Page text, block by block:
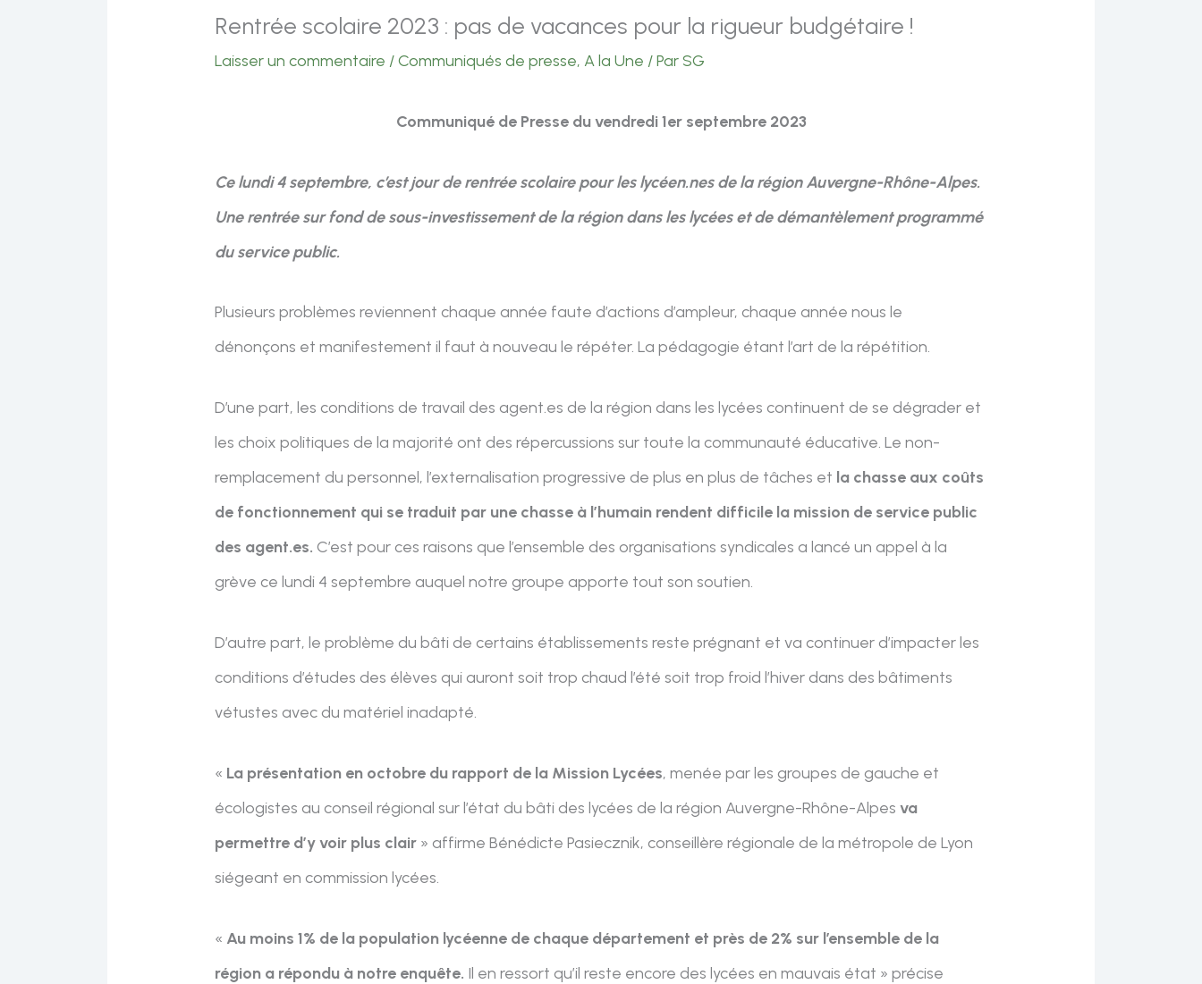
Rentrée scolaire 2023 : pas de vacances pour la rigueur budgétaire !
Laisser un commentaire /Communiqués de presse, A la Une / ParSG
Communiqué de Presse du vendredi 1er septembre 2023
Ce lundi 4 septembre, c’est jour de rentrée scolaire pour les lycéen.nes de la région Auvergne-Rhône-Alpes.
Une rentrée sur fond de sous-investissement de la région dans les lycées et de démantèlement programmé
du service public.
Plusieurs problèmes reviennent chaque année faute d’actions d’ampleur, chaque année nous le
dénonçons et manifestement il faut à nouveau le répéter. La pédagogie étant l’art de la répétition.
D’une part, les conditions de travail des agent.es de la région dans les lycées continuent de se dégrader et
les choix politiques de la majorité ont des répercussions sur toute la communauté éducative. Le non-
remplacement du personnel, l’externalisation progressive de plus en plus de tâches et la chasse aux coûts
de fonctionnement qui se traduit par une chasse à l’humain rendent difficile la mission de service public
des agent.es. C’est pour ces raisons que l’ensemble des organisations syndicales a lancé un appel à la
grève ce lundi 4 septembre auquel notre groupe apporte tout son soutien.
D’autre part, le problème du bâti de certains établissements reste prégnant et va continuer d’impacter les
conditions d’études des élèves qui auront soit trop chaud l’été soit trop froid l’hiver dans des bâtiments
vétustes avec du matériel inadapté.
« La présentation en octobre du rapport de la Mission Lycées, menée par les groupes de gauche et
écologistes au conseil régional sur l’état du bâti des lycées de la région Auvergne-Rhône-Alpesva
permettre d’y voir plus clair » affirme Bénédicte Pasiecznik, conseillère régionale de la métropole de Lyon
siégeant en commission lycées.
« Au moins 1% de la population lycéenne de chaque département et près de 2% sur l’ensemble de la
région a répondu à notre enquête. Il en ressort qu’il reste encore des lycées en mauvais état » précise